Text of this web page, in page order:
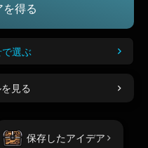
得る
選ぶ
見る
保存したアイデア